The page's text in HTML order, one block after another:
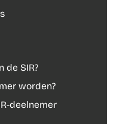
de SIR?
worden?
deelnemer